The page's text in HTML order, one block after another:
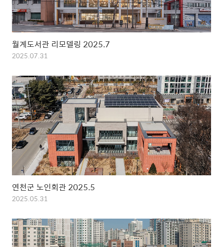
월계도서관 리모델링 2025.7
2025.07.31
연천군 노인회관 2025.5
2025.05.31